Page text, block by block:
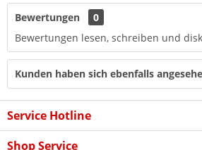
Bewertungen
0
Bewertungen lesen, schreiben und
Kunden haben sich ebenfalls
Service Hotline
Shop Service